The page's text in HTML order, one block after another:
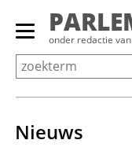
Overslaan
Primair
menu
tonen/verbergen
onder redactie
Nieuws